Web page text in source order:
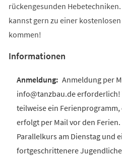
rückengesunden
kannst gern zu einer
kommen!
Informationen
Anmeldung per
info@tanzbau.de erforderlich!
teilweise ein
erfolgt per Mail vor den
Parallelkurs am Dienstag und
fortgeschrittenere